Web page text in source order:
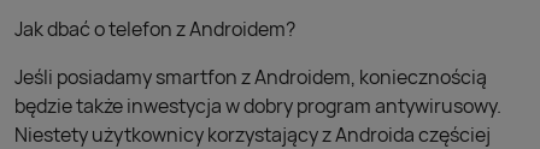
Jak dbać o telefon z Androidem?
Jeśli posiadamy smartfon z Androidem, koniecznością
będzie także inwestycja w dobry program antywirusowy.
Niestety użytkownicy korzystający z Androida częściej